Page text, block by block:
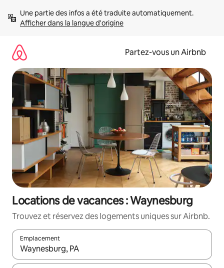
directement
Afficher dans la langue d'origine
Partez-vous un Airbnb
Locations de vacances : Waynesburg
Trouvez et réservez des logements uniques sur Airbnb.
Emplacement
Quand les résultats sont affichés, parcourez-les en utilisant